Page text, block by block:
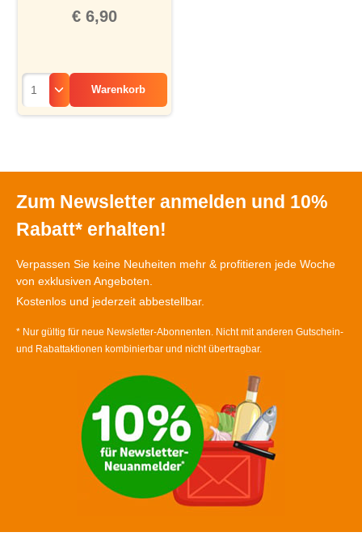
€ 6,90
Warenkorb
Zum Newsletter anmelden und 10%
Rabatt* erhalten!
Verpassen Sie keine Neuheiten mehr & profitieren jede Woche
von exklusiven Angeboten.
Kostenlos und jederzeit abbestellbar.
* Nur gültig für neue Newsletter-Abonnenten. Nicht mit anderen Gutschein-
und Rabattaktionen kombinierbar und nicht übertragbar.